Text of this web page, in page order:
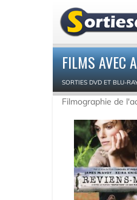
FILMS AVEC
SORTIES DVD ET BLU-
Filmographie de